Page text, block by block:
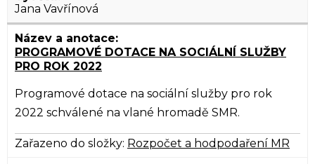
Jana Vavřínová
PROGRAMOVÉ DOTACE NA SOCIÁLNÍ SLUŽBY
PRO ROK 2022
Programové dotace na sociální služby pro rok
2022 schválené na vlané hromadě SMR.
Zařazeno do složky: Rozpočet a hodpodaření MR